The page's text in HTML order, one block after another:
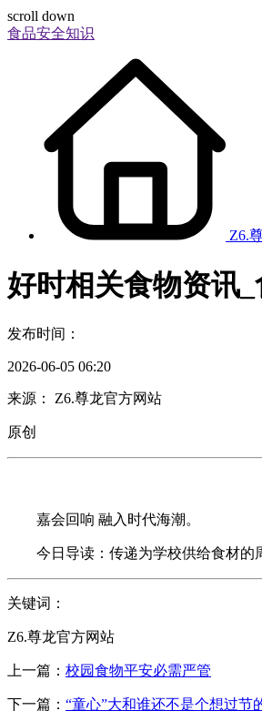
scroll down
食品安全知识
Z6.
好时相关食物资讯
发布时间：
2026-06-05 06:20
来源： Z6.尊龙官方网站
原创
嘉会回响 融入时代海潮。
今日导读：传递为学校供给食材的周
关键词：
Z6.尊龙官方网站
上一篇： 校园食物平安必需严管
下一篇： “童心”大和谁还不是个想过节